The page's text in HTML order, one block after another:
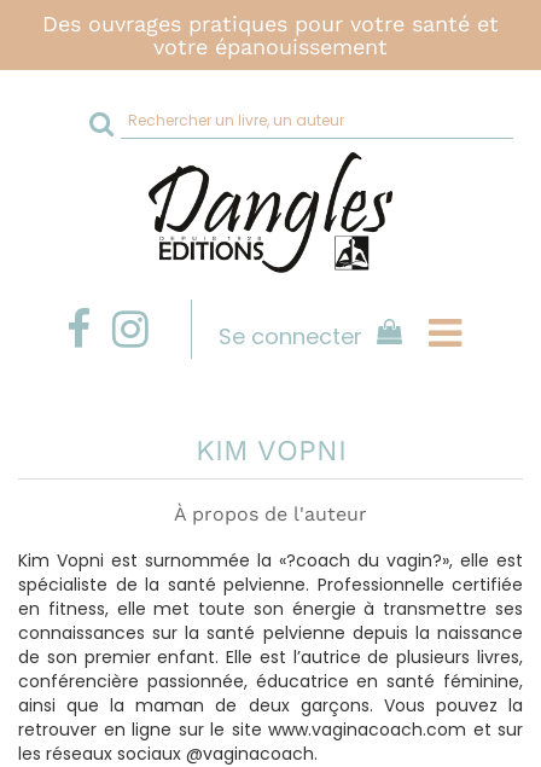
Des ouvrages pratiques pour votre santé et
votre épanouissement
Rechercher
sur
site
Se connecter
KIM VOPNI
À propos de l'auteur
Kim Vopni est surnommée la «?coach du vagin?», elle est
spécialiste de la santé pelvienne. Professionnelle certifiée
en fitness, elle met toute son énergie à transmettre ses
connaissances sur la santé pelvienne depuis la naissance
de son premier enfant. Elle est l’autrice de plusieurs livres,
conférencière passionnée, éducatrice en santé féminine,
ainsi que la maman de deux garçons. Vous pouvez la
retrouver en ligne sur le site www.vaginacoach.com et sur
les réseaux sociaux @vaginacoach.